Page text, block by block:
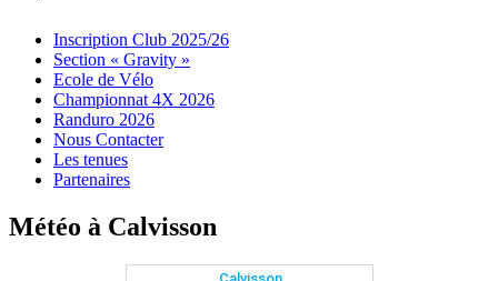
Menu
Widgets
Recherche
Aller
contenu
Inscription Club 2025/26
Section « Gravity »
Ecole de Vélo
Championnat 4X 2026
Randuro 2026
Nous Contacter
Les tenues
Partenaires
Météo à Calvisson